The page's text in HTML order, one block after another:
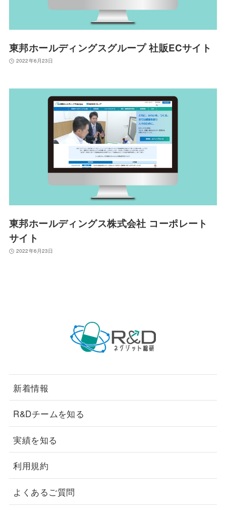
東邦ホールディングスグループ 社販ECサイト
2022年6月23日
東邦ホールディングス株式会社 コーポレート
サイト
2022年6月23日
新着情報
R&Dチームを知る
実績を知る
利用規約
よくあるご質問